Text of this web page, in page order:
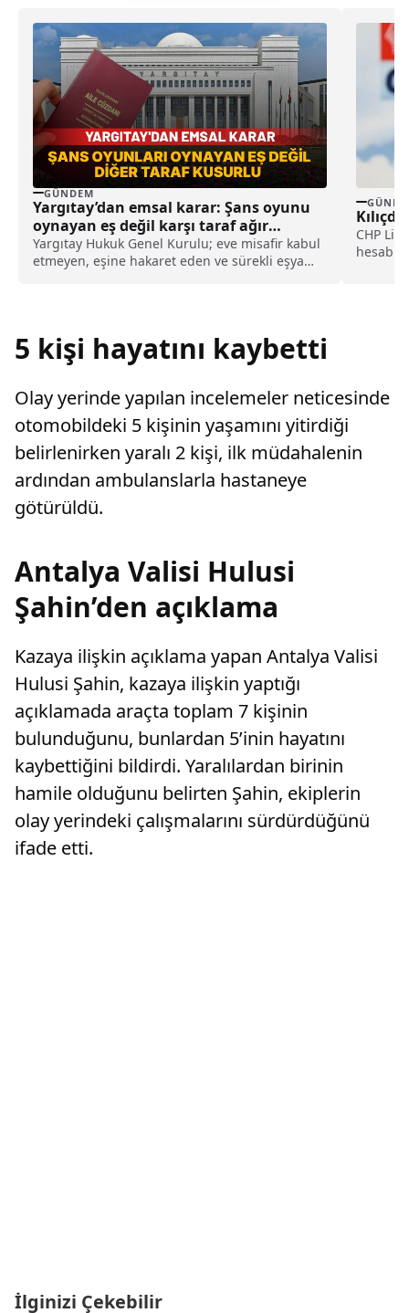
GÜNDEM
Yargıtay’dan emsal karar: Şans oyunu
oynayan eş değil karşı taraf ağır
kusurlu sayıldı
Yargıtay Hukuk Genel Kurulu; eve misafir kabul
etmeyen, eşine hakaret eden ve sürekli eşya
CHP
5 kişi hayatını kaybetti
Olay yerinde yapılan incelemeler neticesinde
otomobildeki 5 kişinin yaşamını yitirdiği
belirlenirken yaralı 2 kişi, ilk müdahalenin
ardından ambulanslarla hastaneye
götürüldü.
Antalya Valisi Hulusi
Şahin’den açıklama
Kazaya ilişkin açıklama yapan Antalya Valisi
Hulusi Şahin, kazaya ilişkin yaptığı
açıklamada araçta toplam 7 kişinin
bulunduğunu, bunlardan 5’inin hayatını
kaybettiğini bildirdi. Yaralılardan birinin
hamile olduğunu belirten Şahin, ekiplerin
olay yerindeki çalışmalarını sürdürdüğünü
ifade etti.
İlginizi Çekebilir